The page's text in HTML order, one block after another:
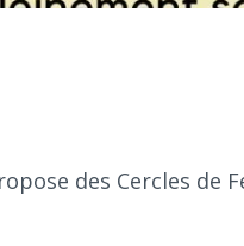
des Cercles de